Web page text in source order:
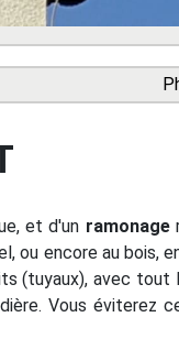
et d'un ramonage
ou encore au bois,
(tuyaux), avec tout
Vous éviterez